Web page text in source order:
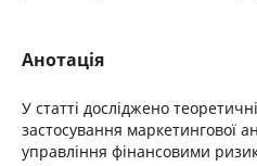
Анотація
У статті досліджено
застосування маркетингової
управління фінансовими